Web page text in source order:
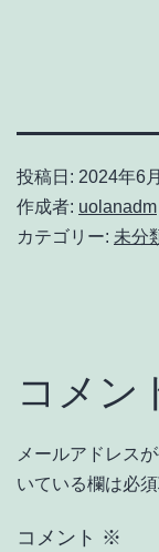
投稿日: 2024年6
作成者: uolanadm
カテゴリー: 未分
コメン
メールアドレス
いている欄は必
コメント ※